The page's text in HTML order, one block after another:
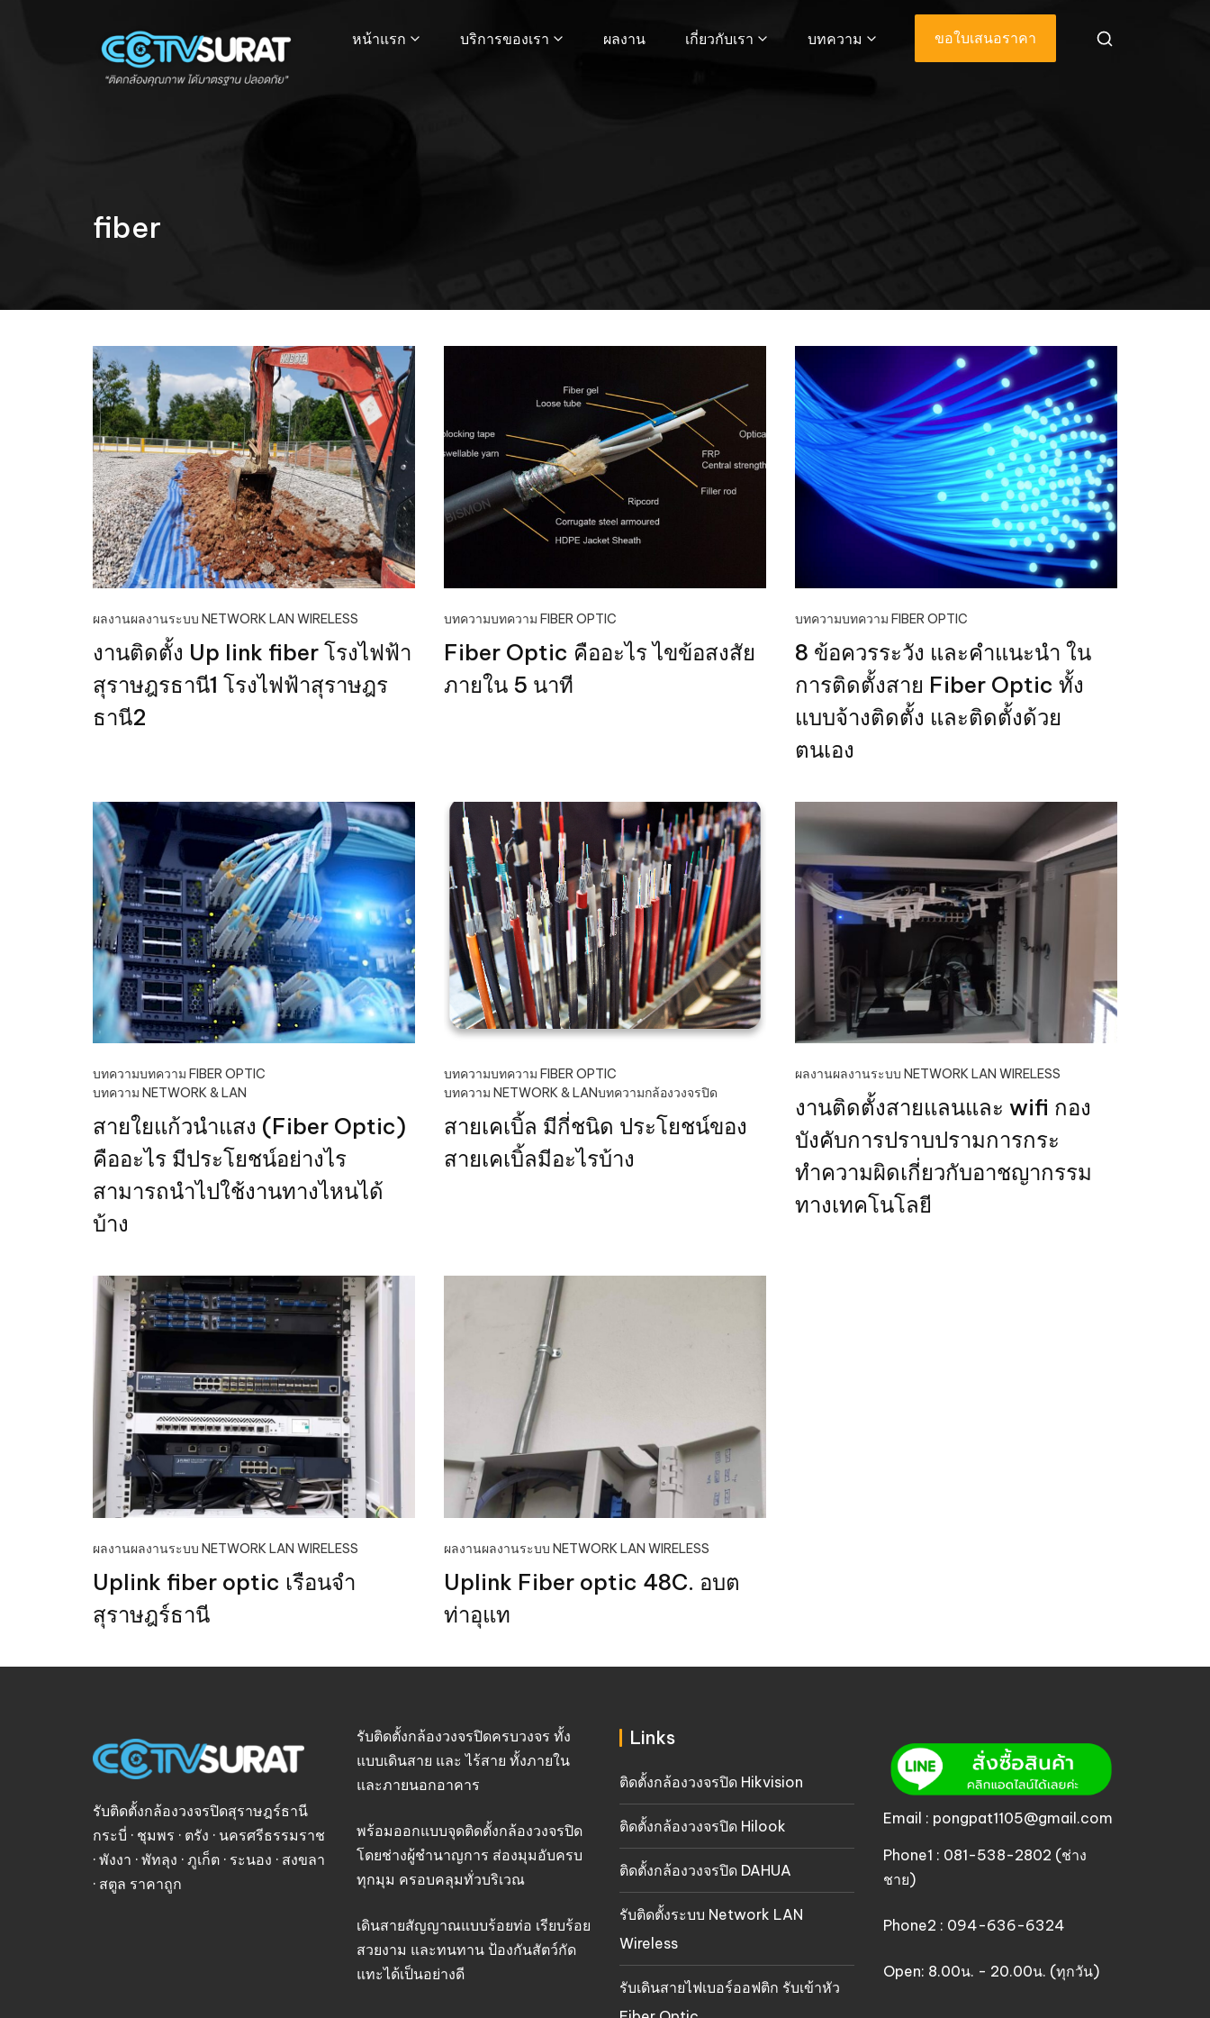
หน้าแรก บริการของเรา ผลงาน เกี่ยวกับเรา บทความ ขอใบเสนอราคา
fiber
ผลงานผลงานระบบ NETWORK LAN WIRELESS
งานติดตั้ง Up link fiber โรงไฟฟ้า
สุราษฎรธานี1 โรงไฟฟ้าสุราษฎร
ธานี2
บทความบทความ FIBER OPTIC
Fiber Optic คืออะไร ไขข้อสงสัย
ภายใน 5 นาที
บทความบทความ FIBER OPTIC
8 ข้อควรระวัง และคำแนะนำ ใน
การติดตั้งสาย Fiber Optic ทั้ง
แบบจ้างติดตั้ง และติดตั้งด้วย
ตนเอง
บทความบทความ FIBER OPTIC
บทความ NETWORK & LAN
สายใยแก้วนําแสง (Fiber Optic)
คืออะไร มีประโยชน์อย่างไร
สามารถนำไปใช้งานทางไหนได้
บ้าง
บทความบทความ FIBER OPTIC
บทความ NETWORK & LANบทความกล้องวงจรปิด
สายเคเบิ้ล มีกี่ชนิด ประโยชน์ของ
สายเคเบิ้ลมีอะไรบ้าง
ผลงานผลงานระบบ NETWORK LAN WIRELESS
งานติดตั้งสายแลนและ wifi กอง
บังคับการปราบปรามการกระ
ทำความผิดเกี่ยวกับอาชญากรรม
ทางเทคโนโลยี
ผลงานผลงานระบบ NETWORK LAN WIRELESS
Uplink fiber optic เรือนจำ
สุราษฎร์ธานี
ผลงานผลงานระบบ NETWORK LAN WIRELESS
Uplink Fiber optic 48C. อบต
ท่าอุแท
รับติดตั้งกล้องวงจรปิดสุราษฎร์ธานี
กระบี่ · ชุมพร · ตรัง · นครศรีธรรมราช
· พังงา · พัทลุง · ภูเก็ต · ระนอง · สงขลา
· สตูล ราคาถูก
รับติดตั้งกล้องวงจรปิดครบวงจร ทั้ง
แบบเดินสาย และ ไร้สาย ทั้งภายใน
และภายนอกอาคาร
พร้อมออกแบบจุดติดตั้งกล้องวงจรปิด
โดยช่างผู้ชำนาญการ ส่องมุมอับครบ
ทุกมุม ครอบคลุมทั่วบริเวณ
เดินสายสัญญาณแบบร้อยท่อ เรียบร้อย
สวยงาม และทนทาน ป้องกันสัตว์กัด
แทะได้เป็นอย่างดี
Links
ติดตั้งกล้องวงจรปิด Hikvision
ติดตั้งกล้องวงจรปิด Hilook
ติดตั้งกล้องวงจรปิด DAHUA
รับติดตั้งระบบ Network LAN
Wireless
รับเดินสายไฟเบอร์ออฟติก รับเข้าหัว
Email : pongpat1105@gmail.com
Phone1 : 081-538-2802 (ช่าง
ชาย)
Phone2 : 094-636-6324
Open: 8.00น. - 20.00น. (ทุกวัน)